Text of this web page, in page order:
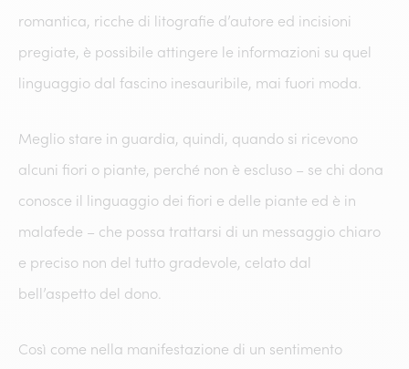
romantica, ricche di litografie d’autore ed incisioni
pregiate, è possibile attingere le informazioni su quel
linguaggio dal fascino inesauribile, mai fuori moda.
Meglio stare in guardia, quindi, quando si ricevono
alcuni fiori o piante, perché non è escluso – se chi dona
conosce il linguaggio dei fiori e delle piante ed è in
malafede – che possa trattarsi di un messaggio chiaro
e preciso non del tutto gradevole, celato dal
bell’aspetto del dono.
Così come nella manifestazione di un sentimento